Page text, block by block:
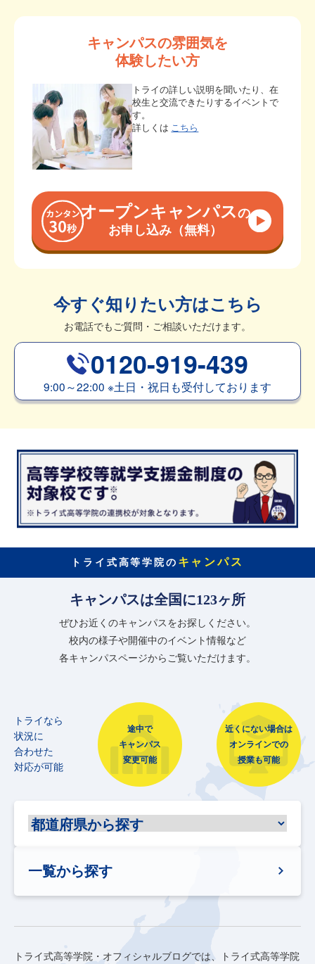
キャンパスの雰囲気を
体験したい方
トライの詳しい説明を聞いたり、在
校生と交流できたりするイベントで
す。
詳しくは こちら
オープンキャンパスの
お申し込み（無料）
今すぐ知りたい方はこちら
お電話でもご質問・ご相談いただけます。
0120-919-439
9:00～22:00 ※土日・祝日も受付しております
トライ式高等学院の キャンパス
キャンパスは全国に123ヶ所
ぜひお近くのキャンパスをお探しください。
校内の様子や開催中のイベント情報など
各キャンパスページからご覧いただけます。
トライなら
状況に
合わせた
対応が可能
途中で
キャンパス
変更可能
近くにない場合は
オンラインでの
授業も可能
一覧から探す
トライ式高等学院・オフィシャルブログでは、トライ式高等学院